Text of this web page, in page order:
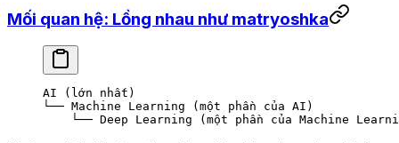
Mối quan hệ: Lồng nhau như matryoshka
AI (lớn nhất)
└── Machine Learning (một phần của AI)
└── Deep Learning (một phần của Machine